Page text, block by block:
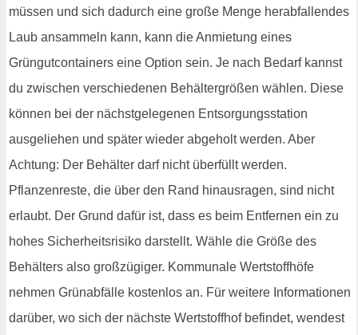
müssen und sich dadurch eine große Menge herabfallendes
Laub ansammeln kann, kann die Anmietung eines
Grüngutcontainers eine Option sein. Je nach Bedarf kannst
du zwischen verschiedenen Behältergrößen wählen. Diese
können bei der nächstgelegenen Entsorgungsstation
ausgeliehen und später wieder abgeholt werden. Aber
Achtung: Der Behälter darf nicht überfüllt werden.
Pflanzenreste, die über den Rand hinausragen, sind nicht
erlaubt. Der Grund dafür ist, dass es beim Entfernen ein zu
hohes Sicherheitsrisiko darstellt. Wähle die Größe des
Behälters also großzügiger. Kommunale Wertstoffhöfe
nehmen Grünabfälle kostenlos an. Für weitere Informationen
darüber, wo sich der nächste Wertstoffhof befindet, wendest